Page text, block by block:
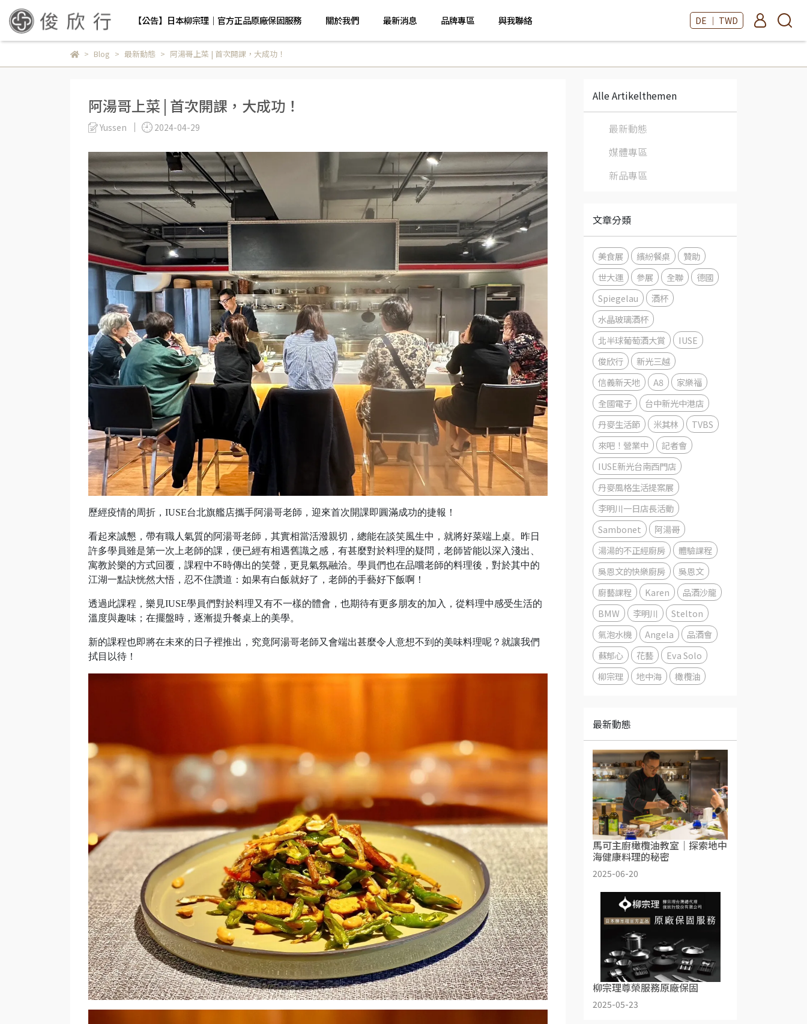
【公告】日本柳宗理｜官方正品原廠保固服務 關於我們 最新消息 品牌專區 與我聯絡 DE ｜ TWD
Blog 最新動態 阿湯哥上菜 | 首次開課，大成功！
阿湯哥上菜 | 首次開課，大成功！
Yussen 2024-04-29
歷經疫情的周折，IUSE台北旗艦店攜手阿湯哥老師，迎來首次開課即圓滿成功的捷報！
看起來誠懇，帶有職人氣質的阿湯哥老師，其實相當活潑親切，總能在談笑風生中，就將好菜端上桌。昨日
許多學員雖是第一次上老師的課，便已經有相遇舊識之感，有甚麼對於料理的疑問，老師皆能以深入淺出、
寓教於樂的方式回覆，課程中不時傳出的笑聲，更見氣氛融洽。學員們也在品嚐老師的料理後，對於其中的
江湖一點訣恍然大悟，忍不住讚道：如果有白飯就好了，老師的手藝好下飯啊！
透過此課程，樂見IUSE學員們對於料理又有不一樣的體會，也期待有更多朋友的加入，從料理中感受生活的
溫度與趣味；在擺盤時，逐漸提升餐桌上的美學。
新的課程也即將在未來的日子裡推出，究竟阿湯哥老師又會端出甚麼令人意想不到的美味料理呢？就讓我們
拭目以待！
Alle Artikelthemen
最新動態
媒體專區
新品專區
文章分類
美食展 繽紛餐桌
贊助
世大運
參展 全聯
德國
Spiegelau
酒杯
水晶玻璃酒杯
北半球葡萄酒大賞
IUSE
俊欣行
新光三越
信義新天地
A8
家樂福
全國電子
台中新光中港店
丹麥生活節
米其林
TVBS
來吧！營業中
記者會
IUSE新光台南西門店
丹麥風格生活提案展
李明川一日店長活動
Sambonet
阿湯哥
湯湯的不正經廚房
體驗課程
吳恩文的快樂廚房
吳恩文
廚藝課程
Karen
品酒沙龍
BMW
李明川
Stelton
氣泡水機
Angela
品酒會
蘇郁心
花藝
Eva Solo
柳宗理
地中海 橄欖油
最新動態
馬可主廚橄欖油教室｜探索地中
海健康料理的秘密
2025-06-20
柳宗理尊榮服務原廠保固
2025-05-23